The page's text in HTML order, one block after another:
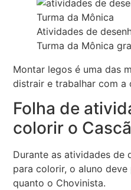
Atividades de
Turma da Mônica
Montar legos é uma das
distrair e trabalhar com a
Folha de
colorir o
Durante as atividades de
para colorir, o aluno
quanto o Chovinista.